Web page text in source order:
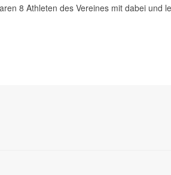
8 Athleten des Vereines mit dabei und